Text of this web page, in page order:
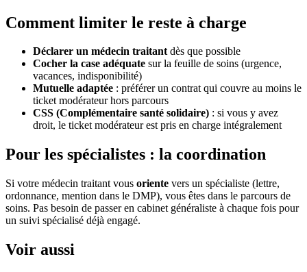
Comment limiter le reste à charge
Déclarer un médecin traitantdès que possible
Cocher la case adéquate sur la feuille de soins (urgence,
vacances, indisponibilité)
Mutuelle adaptée : préférer un contrat qui couvre au moins le
ticket modérateur hors parcours
CSS (Complémentaire santé solidaire) : si vous y avez
droit, le ticket modérateur est pris en charge intégralement
Pour les spécialistes : la coordination
Si votre médecin traitant vous oriente vers un spécialiste (lettre,
ordonnance, mention dans le DMP), vous êtes dans le parcours de
soins. Pas besoin de passer en cabinet généraliste à chaque fois pour
un suivi spécialisé déjà engagé.
Voir aussi